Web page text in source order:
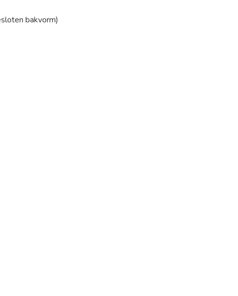
bakvorm)